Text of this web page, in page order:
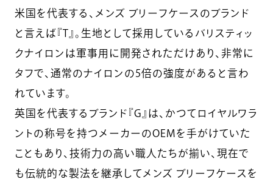
米国を代表する、メンズ ブリーフケースのブランド
と言えば『T』。生地として採用しているバリスティッ
クナイロンは軍事用に開発されただけあり、非常に
タフで、通常のナイロンの5倍の強度があると言わ
れています。
英国を代表するブランド『G』は、かつてロイヤルワラ
ントの称号を持つメーカーのOEMを手がけていた
こともあり、技術力の高い職人たちが揃い、現在で
も伝統的な製法を継承してメンズ ブリーフケースを